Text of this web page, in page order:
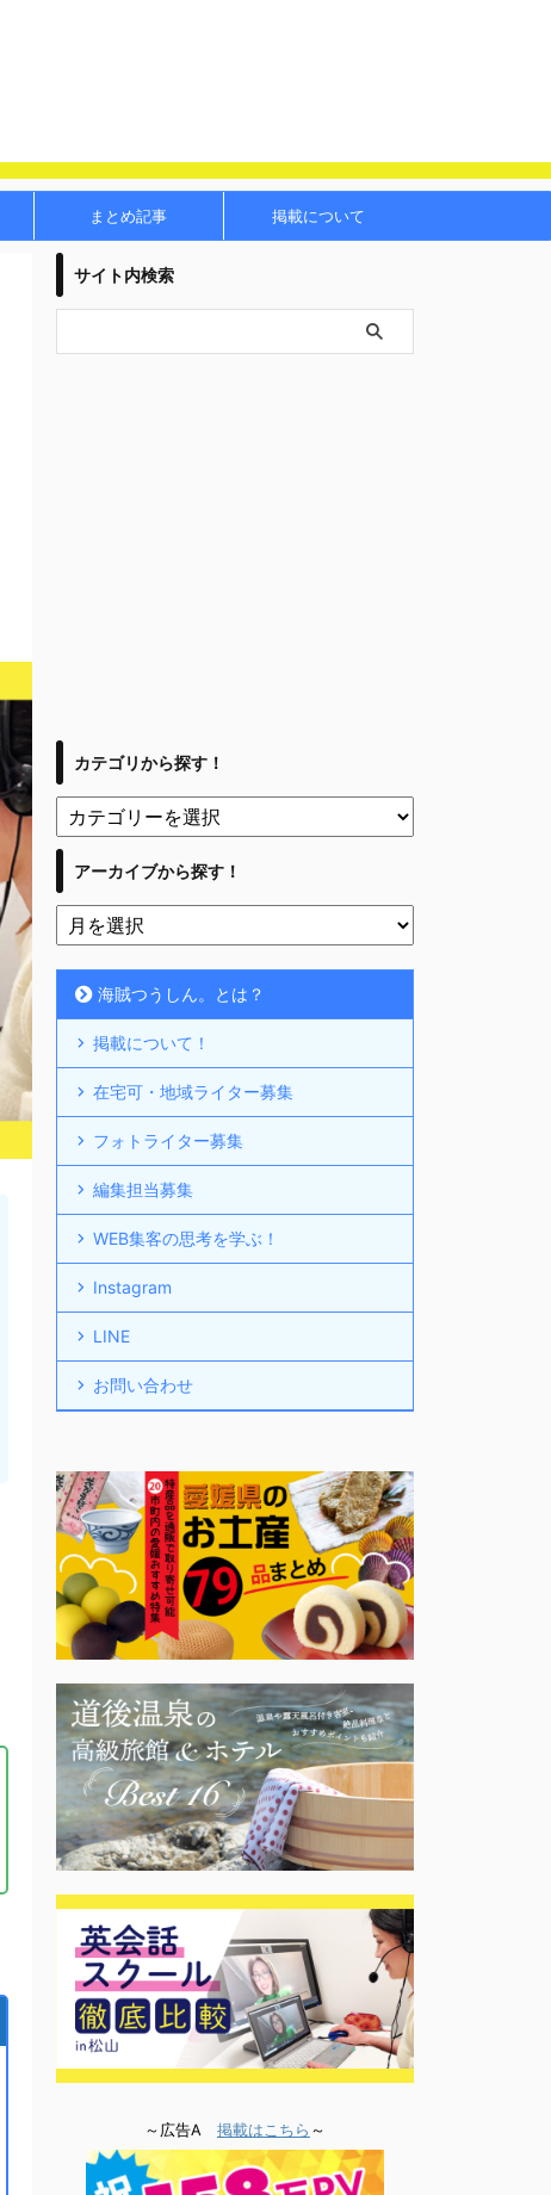
まとめ記事 掲載について
サイト内検索
カテゴリから探す！
アーカイブから探す！
海賊つうしん。とは？
掲載について！
在宅可・地域ライター募集
フォトライター募集
編集担当募集
WEB集客の思考を学ぶ！
Instagram
LINE
お問い合わせ
～広告A 掲載はこちら ～